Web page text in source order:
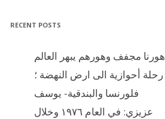
RECENT POSTS
هورنا مجفف وهورهم يبهر العالم
رحلة أحوازية الى ارض النهضة ؛
فلورنسا والبندقية- يوسف
عزيزي: في العام ١٩٧٦ وخلال